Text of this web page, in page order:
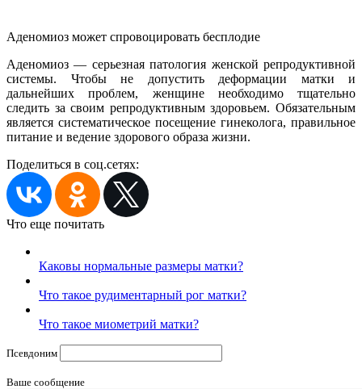
Аденомиоз может спровоцировать бесплодие
Аденомиоз — серьезная патология женской репродуктивной
системы. Чтобы не допустить деформации матки и
дальнейших проблем, женщине необходимо тщательно
следить за своим репродуктивным здоровьем. Обязательным
является систематическое посещение гинеколога, правильное
питание и ведение здорового образа жизни.
Поделиться в соц.сетях:
Что еще почитать
Каковы нормальные размеры матки?
Что такое рудиментарный рог матки?
Что такое миометрий матки?
Псевдоним
Ваше сообщение